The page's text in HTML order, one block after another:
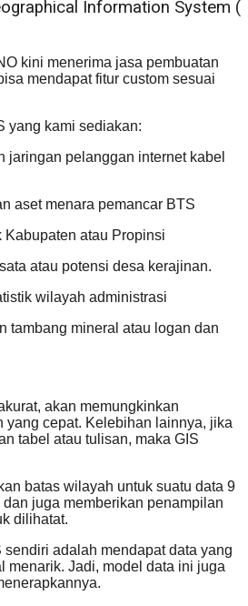
Information System (
kini menerima jasa pembuatan
mendapat fitur custom sesuai
yang kami sediakan:
jaringan pelanggan internet kabel
aset menara pemancar BTS
Kabupaten atau Propinsi
atau potensi desa kerajinan.
wilayah administrasi
tambang mineral atau logan dan
akan memungkinkan
yang cepat. Kelebihan lainnya, jika
tabel atau tulisan, maka GIS
batas wilayah untuk suatu data 9
juga memberikan penampilan
dilihatat.
sendiri adalah mendapat data yang
menarik. Jadi, model data ini juga